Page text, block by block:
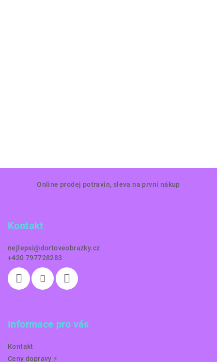
Online prodej potravin, sleva na první nákup
Kontakt
nejlepsi@dortoveobrazky.cz
+420 797728283
Informace pro vás
Kontakt
Ceny dopravy ⚡️